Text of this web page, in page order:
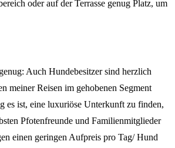
oder auf der Terrasse genug Platz, um
Auch Hundebesitzer sind herzlich
meiner Reisen im gehobenen Segment
es ist, eine luxuriöse Unterkunft zu finden,
Pfotenfreunde und Familienmitglieder
einen geringen Aufpreis pro Tag/ Hund